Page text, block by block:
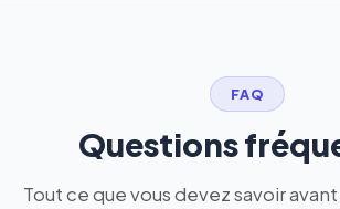
FAQ
Questions
Tout ce que vous devez savoir